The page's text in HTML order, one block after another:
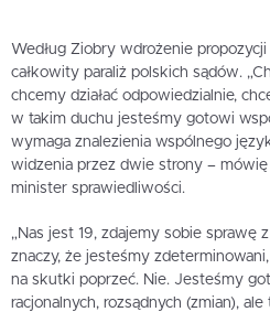
Według Ziobry wdrożenie propozycji
całkowity paraliż polskich sądów.
chcemy działać odpowiedzialnie,
w takim duchu jesteśmy gotowi
wymaga znalezienia wspólnego
widzenia przez dwie strony – mówię
minister sprawiedliwości.
„Nas jest 19, zdajemy sobie sprawę
znaczy, że jesteśmy
na skutki poprzeć. Nie. Jesteśmy
racjonalnych, rozsądnych (zmian),